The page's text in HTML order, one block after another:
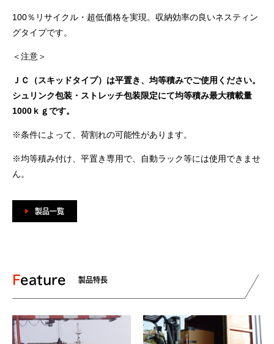
100％リサイクル・超低価格を実現。収納効率の良いネスティン
グタイプです。
＜注意＞
ＪＣ（スキッドタイプ）は平置き、均等積みでご使用ください。
シュリンク包装・ストレッチ包装限定にて均等積み最大積載量
1000ｋｇです。
※条件によって、荷割れの可能性があります。
※均等積み付け、平置き専用で、自動ラック等には使用できませ
ん。
製品一覧
Feature 製品特長